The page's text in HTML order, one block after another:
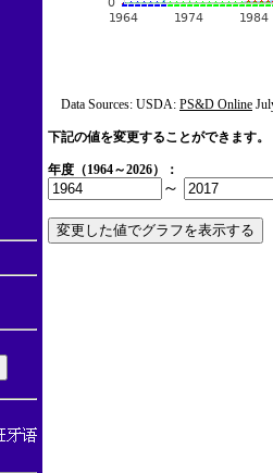
Data Sources: USDA: PS&D Online
下記の値を変更することができます。
年度（1964～2026）：
～